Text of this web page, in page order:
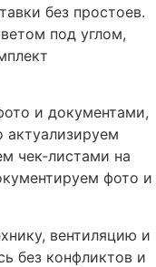
без простоев.
под углом,
и документами,
актуализируем
чек‑листами на
фото и
вентиляцию и
без конфликтов и